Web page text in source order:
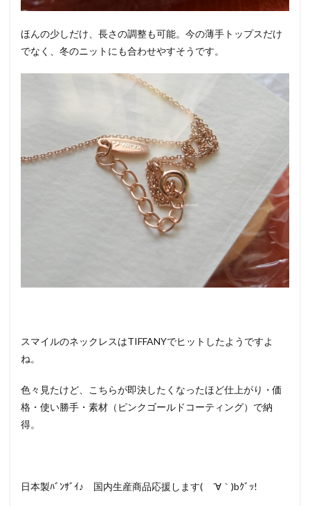
ほんの少しだけ、長さの調整も可能。今の薄手トップスだけ
でなく、冬のニットにも合わせやすそうです。
スマイルのネックレスはTIFFANYでヒットしたようですよ
ね。
色々見たけど、こちらが即決したくなったほど仕上がり・価
格・使い勝手・素材（ピンクゴールドコーティング）で納
得。
日本製ﾊﾞﾝｻﾞｲ♪ 国内生産商品応援します( ´∀｀)bｸﾞｯ!